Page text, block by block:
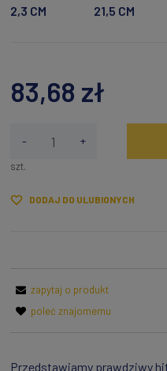
2,3 CM 21,5 CM
83,68 zł
- +
szt.
DODAJ DO ULUBIONYCH
zapytaj o produkt
poleć znajomemu
Przedstawiamy prawdziwy